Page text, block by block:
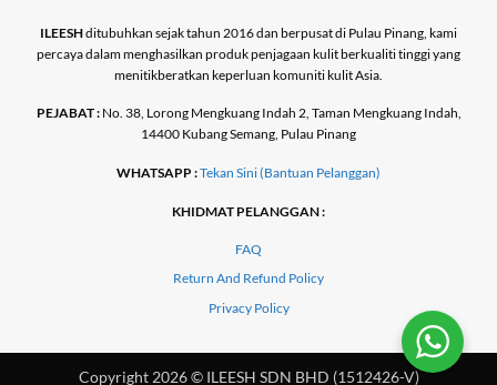
ILEESHditubuhkan sejak tahun 2016 dan berpusat di Pulau Pinang, kami
percaya dalam menghasilkan produk penjagaan kulit berkualiti tinggi yang
menitikberatkan keperluan komuniti kulit Asia.
PEJABAT : No. 38, Lorong Mengkuang Indah 2, Taman Mengkuang Indah,
14400 Kubang Semang, Pulau Pinang
WHATSAPP :Tekan Sini (Bantuan Pelanggan)
KHIDMAT PELANGGAN :
FAQ
Return And Refund Policy
Privacy Policy
Copyright 2026 © ILEESH SDN BHD (1512426-V)